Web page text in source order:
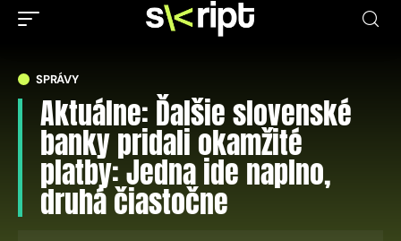
SPRÁVY
Aktuálne: Ďalšie slovenské
banky pridali okamžité
platby: Jedna ide naplno,
druhá čiastočne